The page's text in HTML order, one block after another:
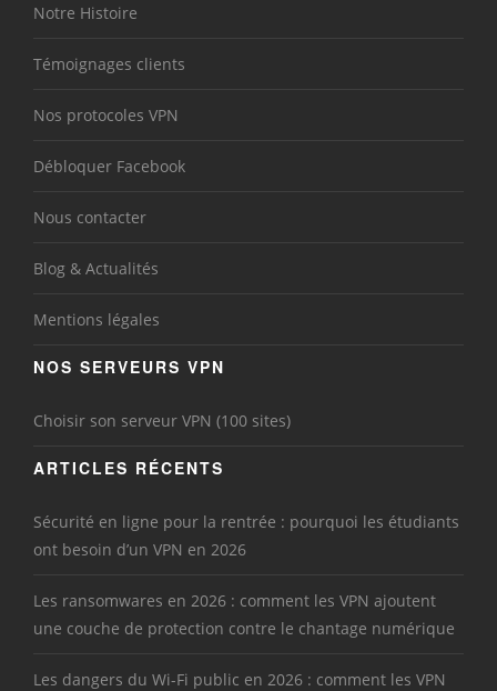
Notre Histoire
Témoignages clients
Nos protocoles VPN
Débloquer Facebook
Nous contacter
Blog & Actualités
Mentions légales
NOS SERVEURS VPN
Choisir son serveur VPN (100 sites)
ARTICLES RÉCENTS
Sécurité en ligne pour la rentrée : pourquoi les étudiants
ont besoin d’un VPN en 2026
Les ransomwares en 2026 : comment les VPN ajoutent
une couche de protection contre le chantage numérique
Les dangers du Wi-Fi public en 2026 : comment les VPN